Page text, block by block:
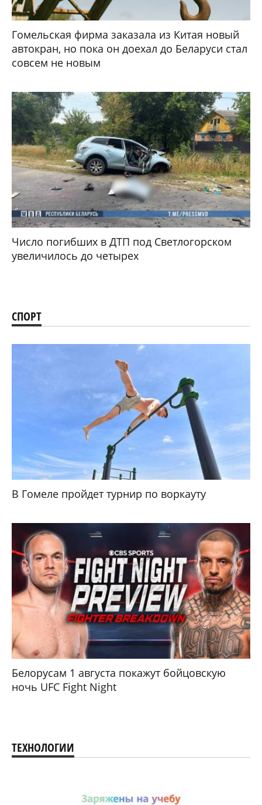
Гомельская фирма заказала из Китая новый
автокран, но пока он доехал до Беларуси стал
совсем не новым
Число погибших в ДТП под Светлогорском
увеличилось до четырех
СПОРТ
В Гомеле пройдет турнир по воркауту
Белорусам 1 августа покажут бойцовскую
ночь UFC Fight Night
ТЕХНОЛОГИИ